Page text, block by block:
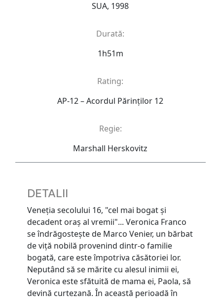
SUA, 1998
Durată:
1h51m
Rating:
AP-12 – Acordul Părinţilor 12
Regie:
Marshall Herskovitz
DETALII
Veneția secolului 16, "cel mai bogat și
decadent oraș al vremii"... Veronica Franco
se îndrăgostește de Marco Venier, un bărbat
de viță nobilă provenind dintr-o familie
bogată, care este împotriva căsătoriei lor.
Neputând să se mărite cu alesul inimii ei,
Veronica este sfătuită de mama ei, Paola, să
devină curtezană. În această perioadă în